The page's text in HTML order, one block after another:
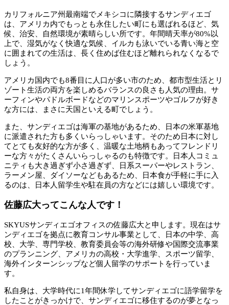
カリフォルニア州最南端でメキシコに隣接するサンディエゴ
は、アメリカ内でもっとも永住したい町にも選ばれるほど、気
候、治安、自然環境が素晴らしい所です。年間晴天率が80%以
上で、湿気がなく快適な気候、イルカも泳いでいる青い海と空
に囲まれての生活は、長く住めば住むほど離れられなくなるで
しょう。
アメリカ国内でも8番目に人口が多い市のため、都市型生活とリ
ゾート生活の両方を楽しめるバランスの良さも人気の理由。サ
ーフィンやパドルボードなどのマリンスポーツやゴルフが好き
な方には、まさに天国といえる町でしょう。
また、サンディエゴは海軍の基地があるため、日本の米軍基地
に派遣された方も多くいらっしゃいます。そのため日本に対し
てとても友好的な方が多く、温暖な土地柄もあってフレンドリ
ーな方々がたくさんいらっしゃるのも特徴です。日本人コミュ
ニティも大き過ぎず小さ過ぎず、日系スーパーやレストラン、
ラーメン屋、ダイソーなどもあるため、日本食が手軽に手に入
るのは、日本人留学生や駐在員の方などには嬉しい環境です。
佐藤広大ってこんな人です！
SKYUSサンディエゴオフィスの佐藤広大と申します。現在はサ
ンディエゴを拠点に教育コンサル事業として、日本の中学、高
校、大学、専門学校、教育委員会等の海外研修や国際交流事業
のプランニング、アメリカの高校・大学進学、スポーツ留学、
海外インターンシップなど個人留学のサポートを行っていま
す。
私自身は、大学時代に1年間休学してサンディエゴに語学留学を
したことがきっかけで、サンディエゴに移住するのが夢となっ